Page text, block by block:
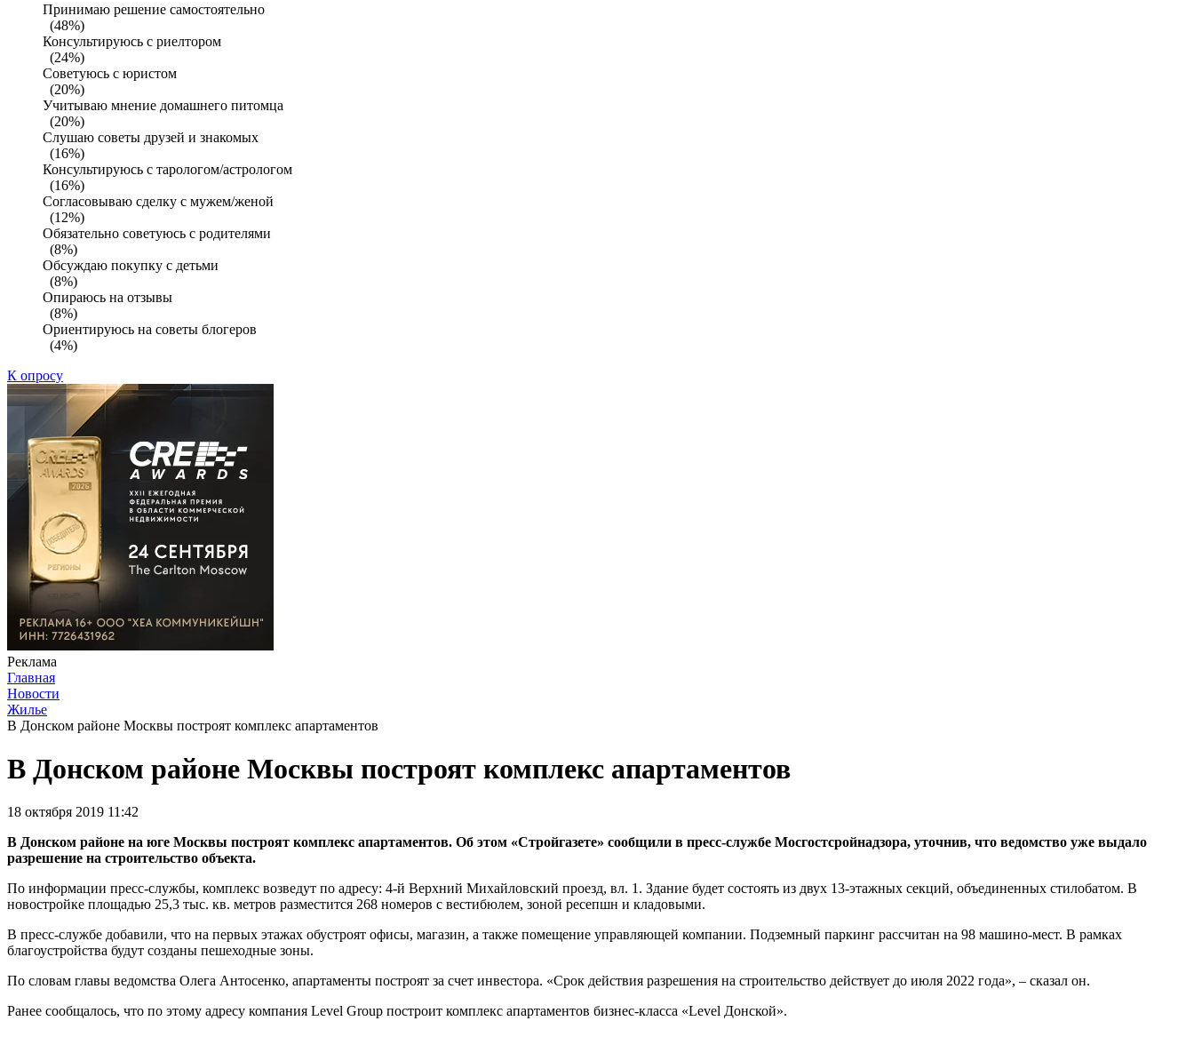
Принимаю решение самостоятельно
(48%)
Консультируюсь с риелтором
(24%)
Советуюсь с юристом
(20%)
Учитываю мнение домашнего питомца
(20%)
Слушаю советы друзей и знакомых
(16%)
Консультируюсь с тарологом/астрологом
(16%)
Согласовываю сделку с мужем/женой
(12%)
Обязательно советуюсь с родителями
(8%)
Обсуждаю покупку с детьми
(8%)
Опираюсь на отзывы
(8%)
Ориентируюсь на советы блогеров
(4%)
К опросу
Реклама
Главная
Новости
Жилье
В Донском районе Москвы построят комплекс апартаментов
В Донском районе Москвы построят комплекс апартаментов
18 октября 2019 11:42
В Донском районе на юге Москвы построят комплекс апартаментов. Об этом «Стройгазете» сообщили в пресс-службе Мосгостсройнадзора, уточнив, что ведомство уже выдало
разрешение на строительство объекта.
По информации пресс-службы, комплекс возведут по адресу: 4-й Верхний Михайловский проезд, вл. 1. Здание будет состоять из двух 13-этажных секций, объединенных стилобатом. В
новостройке площадью 25,3 тыс. кв. метров разместится 268 номеров с вестибюлем, зоной ресепшн и кладовыми.
В пресс-службе добавили, что на первых этажах обустроят офисы, магазин, а также помещение управляющей компании. Подземный паркинг рассчитан на 98 машино-мест. В рамках
благоустройства будут созданы пешеходные зоны.
По словам главы ведомства Олега Антосенко, апартаменты построят за счет инвестора. «Срок действия разрешения на строительство действует до июля 2022 года», – сказал он.
Ранее сообщалось, что по этому адресу компания Level Group построит комплекс апартаментов бизнес-класса «Level Донской».